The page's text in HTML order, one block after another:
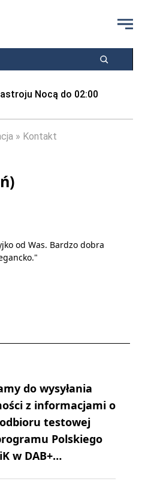
Nocą do 02:00
Kontakt
od Was. Bardzo dobra
do wysyłania
z informacjami o
testowej
Polskiego
w DAB+…